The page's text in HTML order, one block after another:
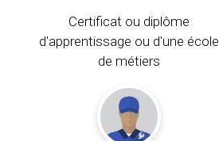
Certificat ou diplôme
d'apprentissage ou d'une école
de métiers